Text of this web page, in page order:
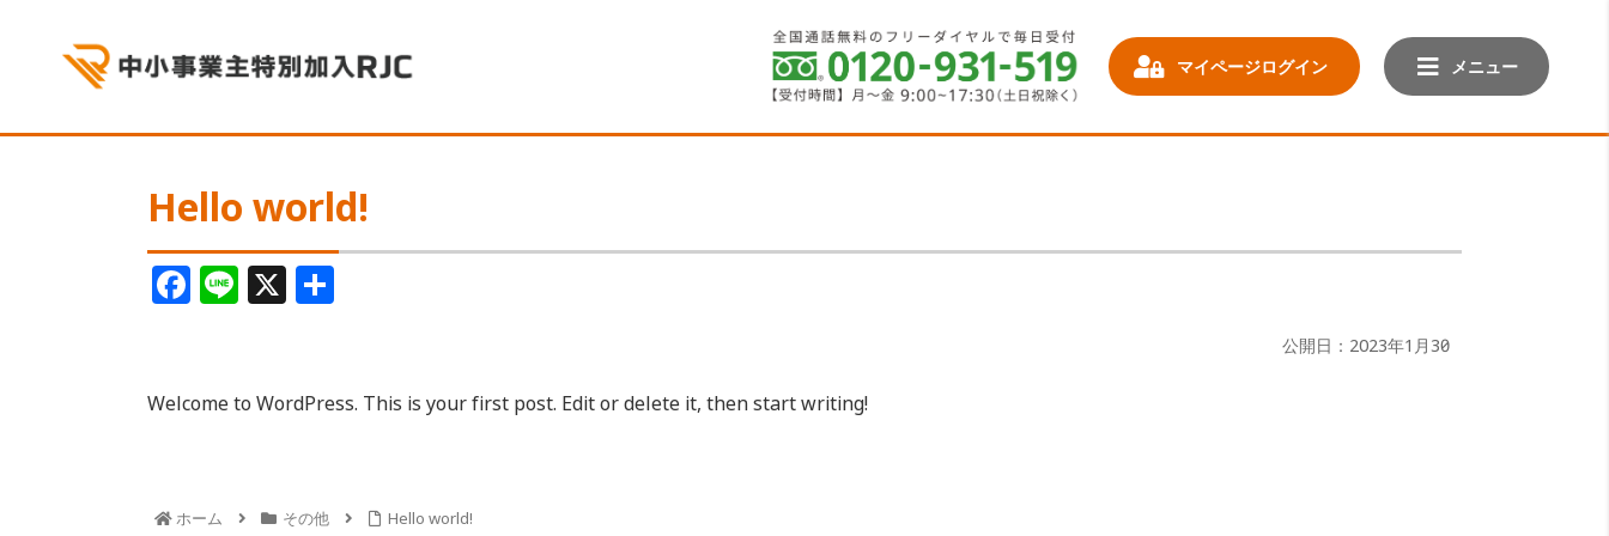
マイページログイン メニュー
Hello world!
F
a
e
o
Li
n
X
公開日：2023年1月30日
Welcome to WordPress. This is your first post. Edit or delete it, then start writing!
ホーム その他 Hello world!